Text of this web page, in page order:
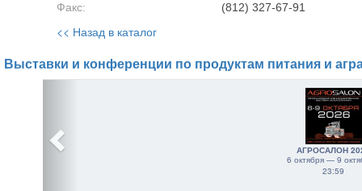
Факс: (812) 327-67-91
<< Назад в каталог
Выставки и конференции по продуктам питания и
АГРОСАЛОН
6 октября — 9
23:59